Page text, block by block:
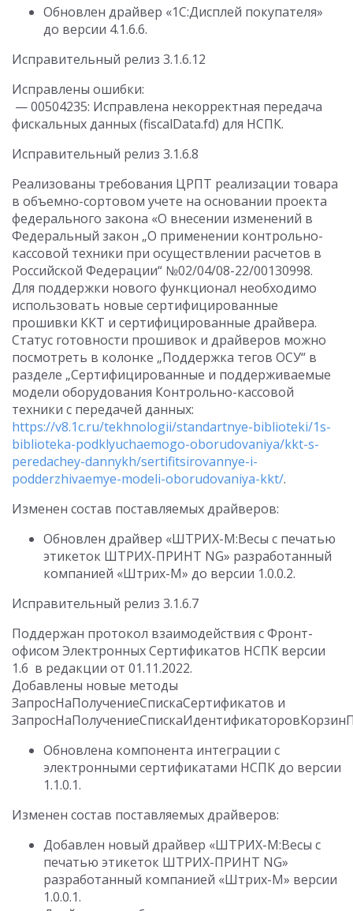
Обновлен драйвер «1С:Дисплей покупателя»
до версии 4.1.6.6.
Исправительный релиз 3.1.6.12
Исправлены ошибки:
— 00504235: Исправлена некорректная передача
фискальных данных (fiscalData.fd) для НСПК.
Исправительный релиз 3.1.6.8
Реализованы требования ЦРПТ реализации товара
в объемно-сортовом учете на основании проекта
федерального закона «О внесении изменений в
Федеральный закон „О применении контрольно-
кассовой техники при осуществлении расчетов в
Российской Федерации“ №02/04/08-22/00130998.
Для поддержки нового функционал необходимо
использовать новые сертифицированные
прошивки ККТ и сертифицированные драйвера.
Статус готовности прошивок и драйверов можно
посмотреть в колонке „Поддержка тегов ОСУ“ в
разделе „Сертифицированные и поддерживаемые
модели оборудования Контрольно-кассовой
техники с передачей данных:
https://v8.1c.ru/tekhnologii/standartnye-biblioteki/1s-
biblioteka-podklyuchaemogo-oborudovaniya/kkt-s-
peredachey-dannykh/sertifitsirovannye-i-
podderzhivaemye-modeli-oborudovaniya-kkt/.
Изменен состав поставляемых драйверов:
Обновлен драйвер «ШТРИХ-М:Весы с печатью
этикеток ШТРИХ-ПРИНТ NG» разработанный
компанией «Штрих-М» до версии 1.0.0.2.
Исправительный релиз 3.1.6.7
Поддержан протокол взаимодействия с Фронт-
офисом Электронных Сертификатов НСПК версии
1.6 в редакции от 01.11.2022.
Добавлены новые методы
ЗапросНаПолучениеСпискаСертификатов и
Обновлена компонента интеграции с
электронными сертификатами НСПК до версии
1.1.0.1.
Изменен состав поставляемых драйверов:
Добавлен новый драйвер «ШТРИХ-М:Весы с
печатью этикеток ШТРИХ-ПРИНТ NG»
разработанный компанией «Штрих-М» версии
1.0.0.1.